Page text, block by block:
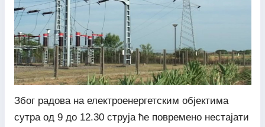
Због радова на електроенергетским објектима
сутра од 9 до 12.30 струја ће повремено нестајати